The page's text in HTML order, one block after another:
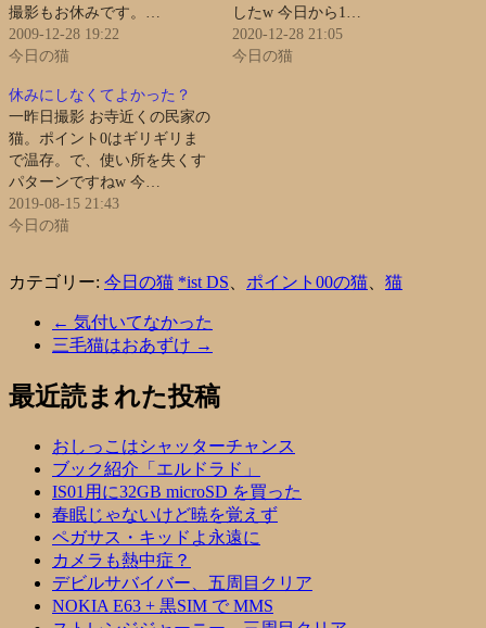
撮影もお休みです。…
2009-12-28 19:22
今日の猫
したw 今日から1…
2020-12-28 21:05
今日の猫
休みにしなくてよかった？
一昨日撮影 お寺近くの民家の
猫。ポイント0はギリギリま
で温存。で、使い所を失くす
パターンですねw 今…
2019-08-15 21:43
今日の猫
カテゴリー: 今日の猫 *ist DS ポイント00の猫 猫
← 気付いてなかった
三毛猫はおあずけ →
最近読まれた投稿
おしっこはシャッターチャンス
ブック紹介「エルドラド」
IS01用に32GB microSD を買った
春眠じゃないけど暁を覚えず
ペガサス・キッドよ永遠に
カメラも熱中症？
デビルサバイバー、五周目クリア
NOKIA E63 + 黒SIM で MMS